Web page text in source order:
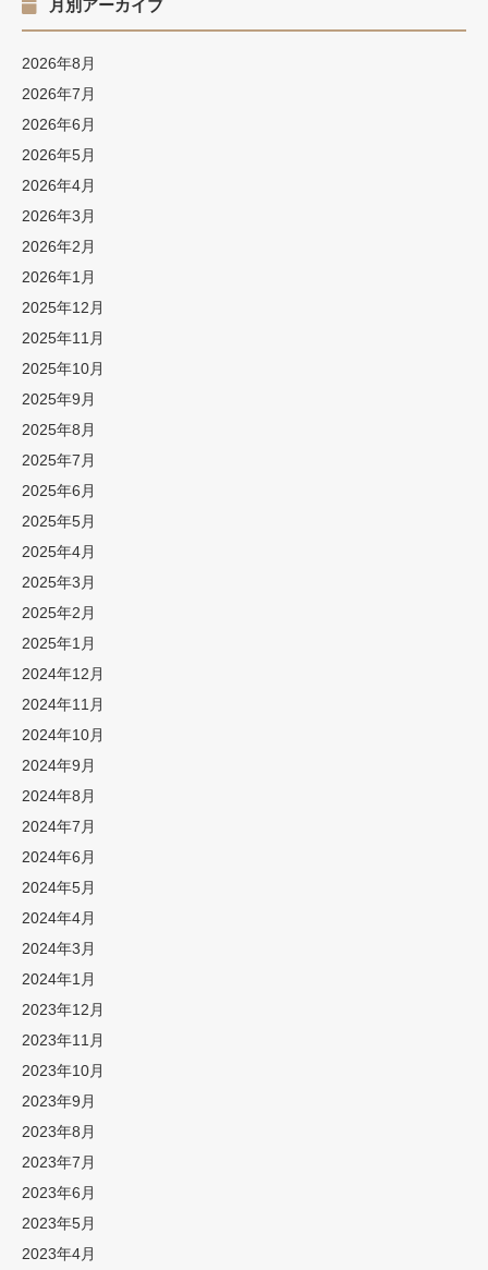
月別アーカイブ
2026年8月
2026年7月
2026年6月
2026年5月
2026年4月
2026年3月
2026年2月
2026年1月
2025年12月
2025年11月
2025年10月
2025年9月
2025年8月
2025年7月
2025年6月
2025年5月
2025年4月
2025年3月
2025年2月
2025年1月
2024年12月
2024年11月
2024年10月
2024年9月
2024年8月
2024年7月
2024年6月
2024年5月
2024年4月
2024年3月
2024年1月
2023年12月
2023年11月
2023年10月
2023年9月
2023年8月
2023年7月
2023年6月
2023年5月
2023年4月